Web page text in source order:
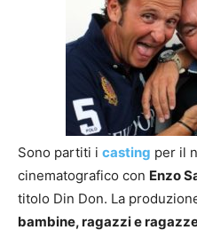
Sono partiti i casting per il
cinematografico con Enzo
titolo Din Don. La
bambine, ragazzi e